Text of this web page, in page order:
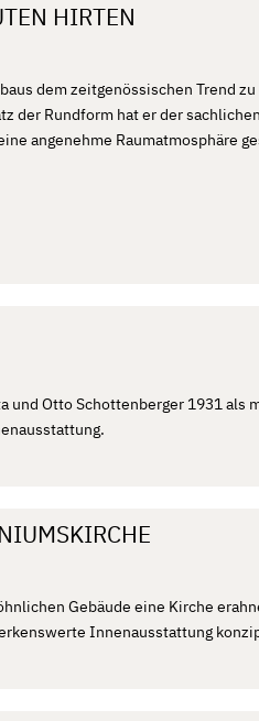
HIRTEN
dem zeitgenössischen Trend
der Rundform hat er der
angenehme Raumatmosphäre
und Otto Schottenberger 1931 als
Gebäude eine Kirche
Innenausstattung